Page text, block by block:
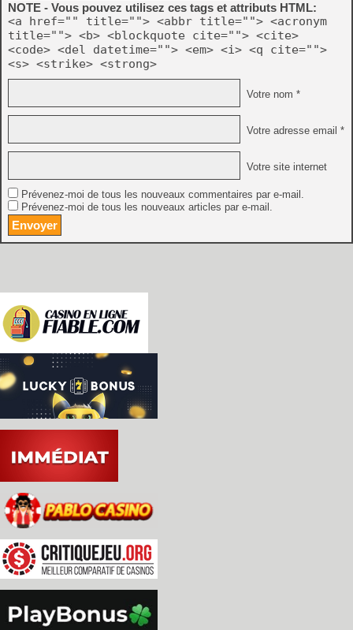
NOTE - Vous pouvez utilisez ces tags et attributs HTML:
<a href="" title=""> <abbr title=""> <acronym
title=""> <b> <blockquote cite=""> <cite>
<code> <del datetime=""> <em> <i> <q cite="">
<s> <strike> <strong>
Votre nom *
Votre adresse email *
Votre site internet
Prévenez-moi de tous les nouveaux commentaires par e-mail.
Prévenez-moi de tous les nouveaux articles par e-mail.